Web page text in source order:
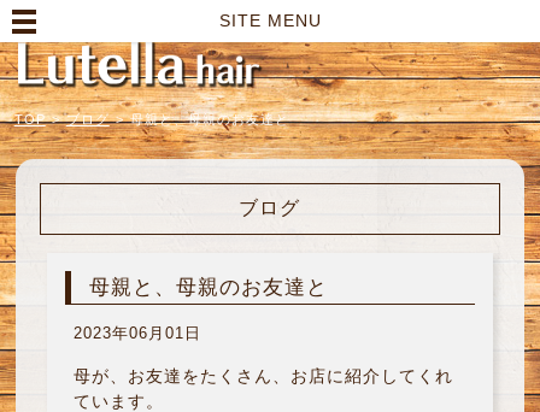
SITE MENU
TOP > ブログ > 母親と、母親のお友達と
ブログ
母親と、母親のお友達と
2023年06月01日
母が、お友達をたくさん、お店に紹介してくれ
ています。